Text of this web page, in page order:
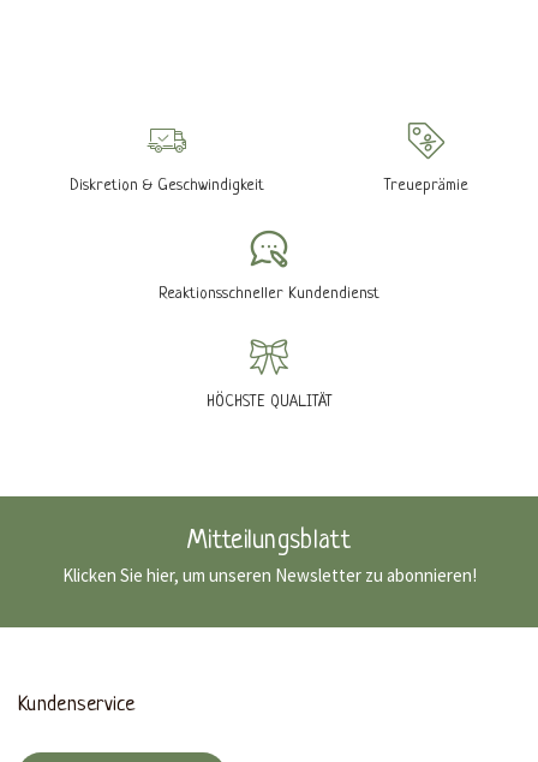
Diskretion & Geschwindigkeit Treueprämie
Reaktionsschneller Kundendienst
HÖCHSTE QUALITÄT
Mitteilungsblatt
Klicken Sie hier, um unseren Newsletter zu abonnieren!
Kundenservice